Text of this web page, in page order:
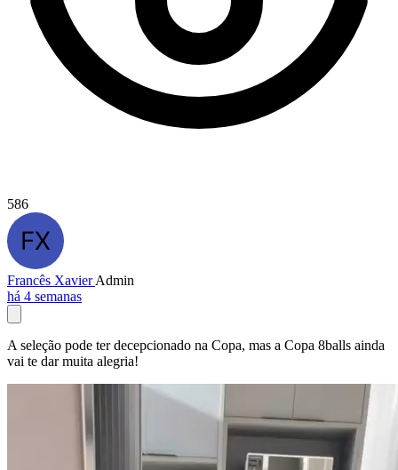
586
Francês XavierAdmin
há 4 semanas
A seleção pode ter decepcionado na Copa, mas a Copa 8balls ainda
vai te dar muita alegria!